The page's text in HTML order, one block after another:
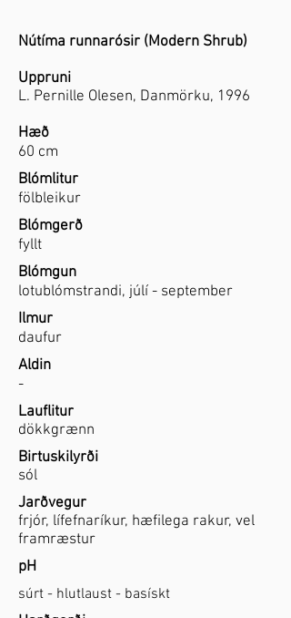
Nútíma runnarósir (Modern Shrub)
Uppruni
L. Pernille Olesen, Danmörku, 1996
Hæð
60 cm
Blómlitur
fölbleikur
Blómgerð
fyllt
Blómgun
lotublómstrandi, júlí - september
Ilmur
daufur
Aldin
-
Lauflitur
dökkgrænn
Birtuskilyrði
sól
Jarðvegur
frjór, lífefnaríkur, hæfilega rakur, vel
framræstur
pH
súrt - hlutlaust - basískt